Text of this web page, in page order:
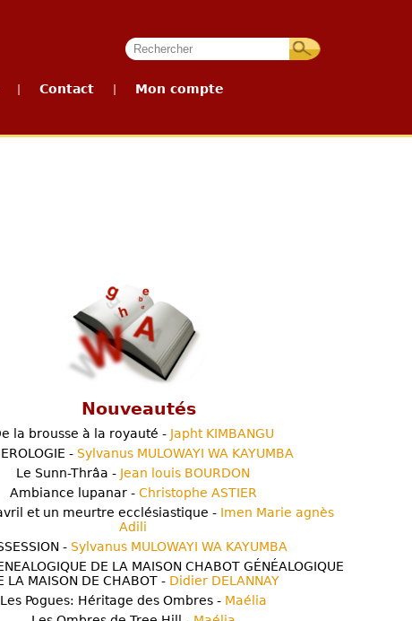
Contact Mon compte
Nouveautés
la brousse à la royauté - Japht KIMBANGU
- Sylvanus MULOWAYI WA KAYUMBA
Le Sunn-Thrâa - Jean louis BOURDON
Ambiance lupanar - Christophe ASTIER
et un meurtre ecclésiastique - Imen Marie agnès
Adili
- Sylvanus MULOWAYI WA KAYUMBA
DE LA MAISON CHABOT GÉNÉALOGIQUE
LA MAISON DE CHABOT - Didier DELANNAY
Les Pogues: Héritage des Ombres - Maélia